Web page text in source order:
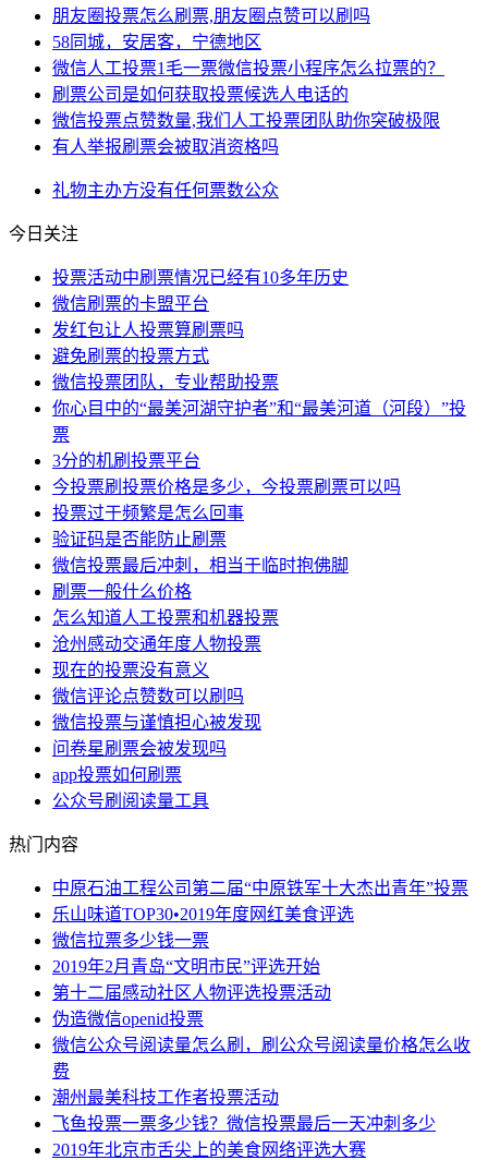
朋友圈投票怎么刷票,朋友圈点赞可以刷吗
58同城，安居客，宁德地区
微信人工投票1毛一票微信投票小程序怎么拉票的？
刷票公司是如何获取投票候选人电话的
微信投票点赞数量,我们人工投票团队助你突破极限
有人举报刷票会被取消资格吗
礼物主办方没有任何票数公众
今日关注
投票活动中刷票情况已经有10多年历史
微信刷票的卡盟平台
发红包让人投票算刷票吗
避免刷票的投票方式
微信投票团队，专业帮助投票
你心目中的“最美河湖守护者”和“最美河道（河段）”投
票
3分的机刷投票平台
今投票刷投票价格是多少，今投票刷票可以吗
投票过于频繁是怎么回事
验证码是否能防止刷票
微信投票最后冲刺，相当于临时抱佛脚
刷票一般什么价格
怎么知道人工投票和机器投票
沧州感动交通年度人物投票
现在的投票没有意义
微信评论点赞数可以刷吗
微信投票与谨慎担心被发现
问卷星刷票会被发现吗
app投票如何刷票
公众号刷阅读量工具
热门内容
中原石油工程公司第二届“中原铁军十大杰出青年”投票
乐山味道TOP30•2019年度网红美食评选
微信拉票多少钱一票
2019年2月青岛“文明市民”评选开始
第十二届感动社区人物评选投票活动
伪造微信openid投票
微信公众号阅读量怎么刷，刷公众号阅读量价格怎么收
费
潮州最美科技工作者投票活动
飞鱼投票一票多少钱？微信投票最后一天冲刺多少
2019年北京市舌尖上的美食网络评选大赛